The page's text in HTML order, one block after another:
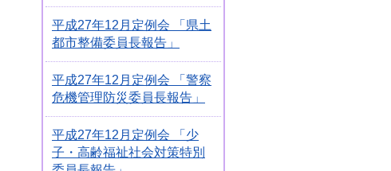
平成27年12月定例会 「県土
都市整備委員長報告」
平成27年12月定例会 「警察
危機管理防災委員長報告」
平成27年12月定例会 「少
子・高齢福祉社会対策特別